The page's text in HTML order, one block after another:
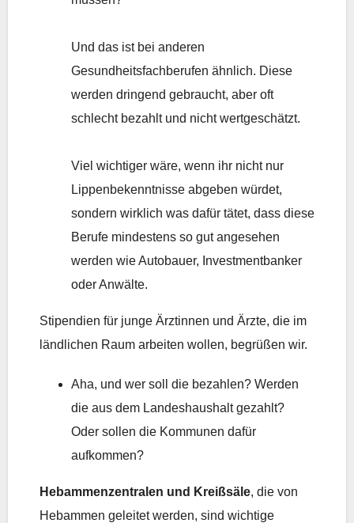
Und das ist bei anderen
Gesundheitsfachberufen ähnlich. Diese
werden dringend gebraucht, aber oft
schlecht bezahlt und nicht wertgeschätzt.
Viel wichtiger wäre, wenn ihr nicht nur
Lippenbekenntnisse abgeben würdet,
sondern wirklich was dafür tätet, dass diese
Berufe mindestens so gut angesehen
werden wie Autobauer, Investmentbanker
oder Anwälte.
Stipendien für junge Ärztinnen und Ärzte, die im
ländlichen Raum arbeiten wollen, begrüßen wir.
Aha, und wer soll die bezahlen? Werden
die aus dem Landeshaushalt gezahlt?
Oder sollen die Kommunen dafür
aufkommen?
Hebammenzentralen und Kreißsäle, die von
Hebammen geleitet werden, sind wichtige